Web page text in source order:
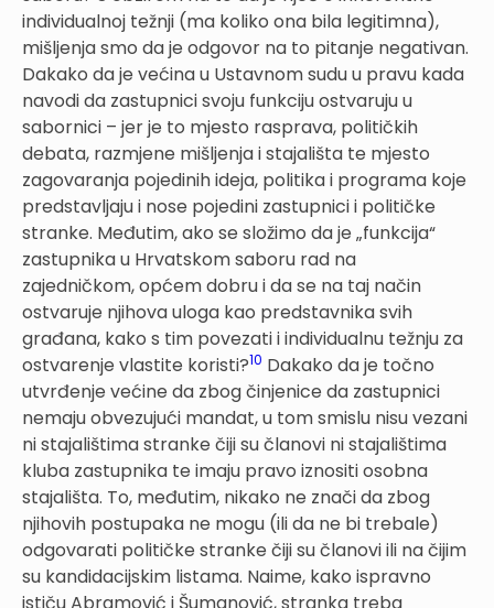
individualnoj težnji (ma koliko ona bila legitimna),
mišljenja smo da je odgovor na to pitanje negativan.
Dakako da je većina u Ustavnom sudu u pravu kada
navodi da zastupnici svoju funkciju ostvaruju u
sabornici – jer je to mjesto rasprava, političkih
debata, razmjene mišljenja i stajališta te mjesto
zagovaranja pojedinih ideja, politika i programa koje
predstavljaju i nose pojedini zastupnici i političke
stranke. Međutim, ako se složimo da je „funkcija“
zastupnika u Hrvatskom saboru rad na
zajedničkom, općem dobru i da se na taj način
ostvaruje njihova uloga kao predstavnika svih
građana, kako s tim povezati i individualnu težnju za
ostvarenje vlastite koristi?10 Dakako da je točno
utvrđenje većine da zbog činjenice da zastupnici
nemaju obvezujući mandat, u tom smislu nisu vezani
ni stajalištima stranke čiji su članovi ni stajalištima
kluba zastupnika te imaju pravo iznositi osobna
stajališta. To, međutim, nikako ne znači da zbog
njihovih postupaka ne mogu (ili da ne bi trebale)
odgovarati političke stranke čiji su članovi ili na čijim
su kandidacijskim listama. Naime, kako ispravno
ističu Abramović i Šumanović, stranka treba